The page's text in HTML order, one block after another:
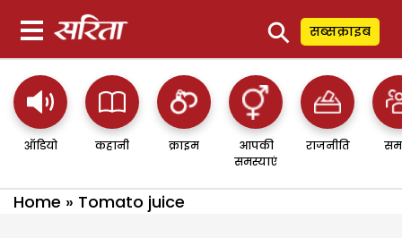
⚲ सब्सक्राइब
ऑडियो कहानी क्राइम
आपकी
समस्याएं
राजनीति
Home » Tomato juice